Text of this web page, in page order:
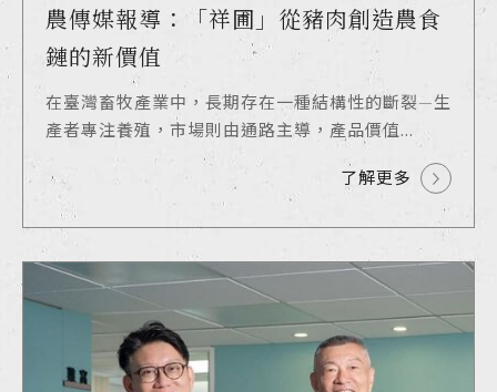
農傳媒報導：「祥圃」從豬肉創造農食
鏈的新價值
在臺灣畜牧產業中，長期存在一種結構性的斷裂—生
產者專注養殖，市場則由通路主導，產品價值...
了解更多